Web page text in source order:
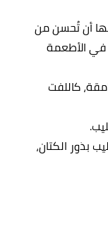
أن تُحسن من
في الأطعمة
كاللفت
بذور الكتان،